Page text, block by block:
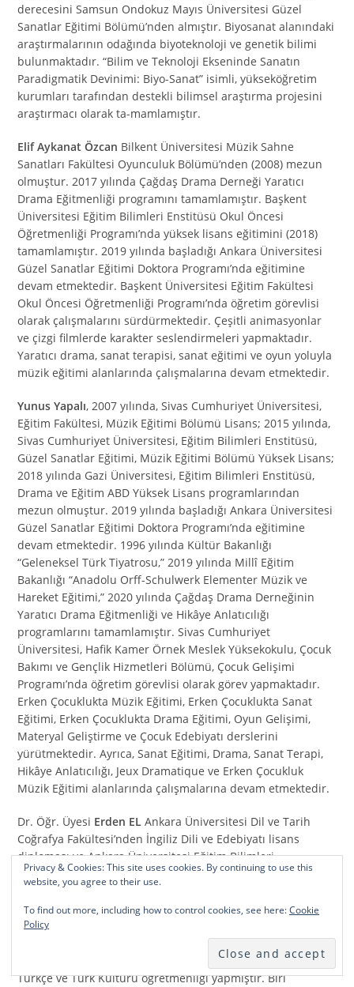
derecesini Samsun Ondokuz Mayıs Üniversitesi Güzel
Sanatlar Eğitimi Bölümü’nden almıştır. Biyosanat alanındaki
araştırmalarının odağında biyoteknoloji ve genetik bilimi
bulunmaktadır. “Bilim ve Teknoloji Ekseninde Sanatın
Paradigmatik Devinimi: Biyo-Sanat” isimli, yükseköğretim
kurumları tarafından destekli bilimsel araştırma projesini
araştırmacı olarak ta-mamlamıştır.
Elif Aykanat Özcan Bilkent Üniversitesi Müzik Sahne
Sanatları Fakültesi Oyunculuk Bölümü’nden (2008) mezun
olmuştur. 2017 yılında Çağdaş Drama Derneği Yaratıcı
Drama Eğitmenliği programını tamamlamıştır. Başkent
Üniversitesi Eğitim Bilimleri Enstitüsü Okul Öncesi
Öğretmenliği Programı’nda yüksek lisans eğitimini (2018)
tamamlamıştır. 2019 yılında başladığı Ankara Üniversitesi
Güzel Sanatlar Eğitimi Doktora Programı’nda eğitimine
devam etmektedir. Başkent Üniversitesi Eğitim Fakültesi
Okul Öncesi Öğretmenliği Programı’nda öğretim görevlisi
olarak çalışmalarını sürdürmektedir. Çeşitli animasyonlar
ve çizgi filmlerde karakter seslendirmeleri yapmaktadır.
Yaratıcı drama, sanat terapisi, sanat eğitimi ve oyun yoluyla
müzik eğitimi alanlarında çalışmalarına devam etmektedir.
Yunus Yapalı, 2007 yılında, Sivas Cumhuriyet Üniversitesi,
Eğitim Fakültesi, Müzik Eğitimi Bölümü Lisans; 2015 yılında,
Sivas Cumhuriyet Üniversitesi, Eğitim Bilimleri Enstitüsü,
Güzel Sanatlar Eğitimi, Müzik Eğitimi Bölümü Yüksek Lisans;
2018 yılında Gazi Üniversitesi, Eğitim Bilimleri Enstitüsü,
Drama ve Eğitim ABD Yüksek Lisans programlarından
mezun olmuştur. 2019 yılında başladığı Ankara Üniversitesi
Güzel Sanatlar Eğitimi Doktora Programı’nda eğitimine
devam etmektedir. 1996 yılında Kültür Bakanlığı
“Geleneksel Türk Tiyatrosu,” 2019 yılında Millî Eğitim
Bakanlığı “Anadolu Orff-Schulwerk Elementer Müzik ve
Hareket Eğitimi,” 2020 yılında Çağdaş Drama Derneğinin
Yaratıcı Drama Eğitmenliği ve Hikâye Anlatıcılığı
programlarını tamamlamıştır. Sivas Cumhuriyet
Üniversitesi, Hafik Kamer Örnek Meslek Yüksekokulu, Çocuk
Bakımı ve Gençlik Hizmetleri Bölümü, Çocuk Gelişimi
Programı’nda öğretim görevlisi olarak görev yapmaktadır.
Erken Çocuklukta Müzik Eğitimi, Erken Çocuklukta Sanat
Eğitimi, Erken Çocuklukta Drama Eğitimi, Oyun Gelişimi,
Materyal Geliştirme ve Çocuk Edebiyatı derslerini
yürütmektedir. Ayrıca, Sanat Eğitimi, Drama, Sanat Terapi,
Hikâye Anlatıcılığı, Jeux Dramatique ve Erken Çocukluk
Müzik Eğitimi alanlarında çalışmalarına devam etmektedir.
Dr. Öğr. Üyesi Erden EL Ankara Üniversitesi Dil ve Tarih
Coğrafya Fakültesi’nden İngiliz Dili ve Edebiyatı lisans
diploması ve Ankara Üniversitesi Eğitim Bilimleri
Fakültesi’nden İngilizce Öğretmenliği Sertifikası almıştır.
Atılım Üniversitesi İngiliz Dili ve Edebiyatı bölümünden
yüksek lisans derecesini elde eden Erden El, Hacettepe
Üniversitesi Amerikan Kültürü ve Edebiyatı bölümünde
doktorasını tamamlamıştır. 2015 senesinde Yurt Dışı
Öğretmenlik Sınavı’nı kazanarak 2021’e kadar Almanya’da
Türkçe ve Türk Kültürü öğretmenliği yapmıştır. Biri
Privacy & Cookies: This site uses cookies. By continuing to use this
website, you agree to their use.
To find out more, including how to control cookies, see here:Cookie
Policy